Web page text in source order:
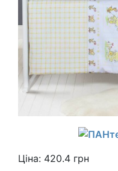
Ціна: 420.4 грн